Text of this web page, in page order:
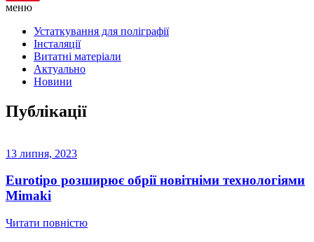
меню
Устаткування для поліграфії
Інсталяції
Витатні матеріали
Актуально
Новини
Публікації
13 липня, 2023
Eurotipo розширює обрії новітніми технологіями
Mimaki
Читати повністю